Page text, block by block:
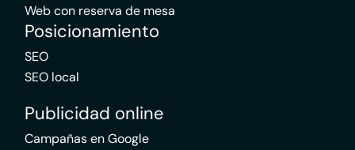
Web con reserva de mesa
Posicionamiento
SEO
SEO local
Publicidad online
Campañas en Google